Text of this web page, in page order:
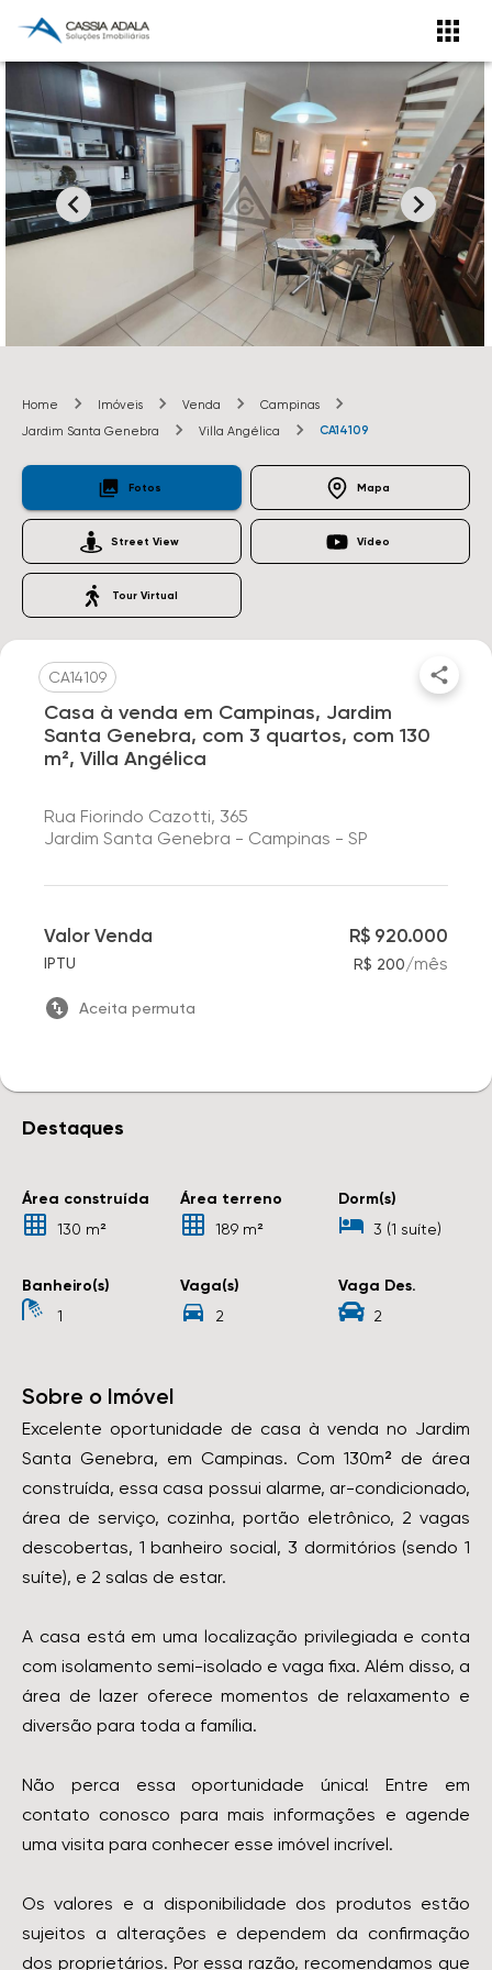
Home Imóveis Venda
Campinas
Jardim Santa Genebra
Villa Angélica CA14109
Fotos Mapa
Street View Vídeo
Tour Virtual
CA14109
Casa à venda em Campinas, Jardim
Santa Genebra, com 3 quartos, com 130
m², Villa Angélica
Rua Fiorindo Cazotti, 365
Jardim Santa Genebra - Campinas - SP
Valor Venda R$ 920.000
IPTU R$ 200/mês
Aceita permuta
Destaques
Área construída
130 m²
Área terreno
189 m²
Dorm(s)
3 (1 suíte)
Banheiro(s)
1
Vaga(s)
2
Vaga Des.
2
Sobre o Imóvel
Excelente oportunidade de casa à venda no Jardim
Santa Genebra, em Campinas. Com 130m² de área
construída, essa casa possui alarme, ar-condicionado,
área de serviço, cozinha, portão eletrônico, 2 vagas
descobertas, 1 banheiro social, 3 dormitórios (sendo 1
suíte), e 2 salas de estar.
A casa está em uma localização privilegiada e conta
com isolamento semi-isolado e vaga fixa. Além disso, a
área de lazer oferece momentos de relaxamento e
diversão para toda a família.
Não perca essa oportunidade única! Entre em
contato conosco para mais informações e agende
uma visita para conhecer esse imóvel incrível.
Os valores e a disponibilidade dos produtos estão
sujeitos a alterações e dependem da confirmação
dos proprietários. Por essa razão, recomendamos que